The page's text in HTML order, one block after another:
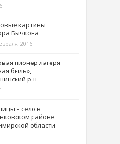
картины
Бычкова
2016
пионер лагеря
быль»,
р-н
– село в
районе
области